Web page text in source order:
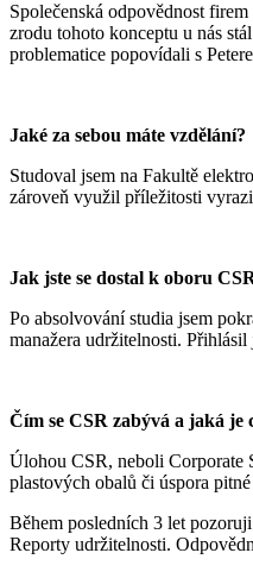
Společenská odpovědnost
zrodu tohoto konceptu u nás
problematice popovídali s
Jaké za sebou máte vzdělání?
Studoval jsem na Fakultě
zároveň využil příležitosti
Jak jste se dostal k oboru
Po absolvování studia jsem
manažera udržitelnosti.
Čím se CSR zabývá a jaká je
Úlohou CSR, neboli Corporate
plastových obalů či úspora
Během posledních 3 let
Reporty udržitelnosti.